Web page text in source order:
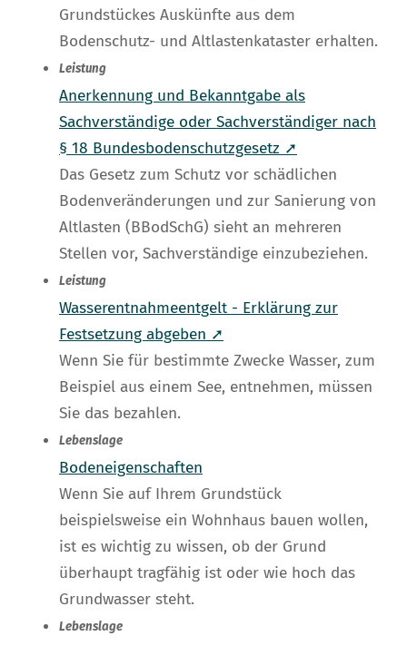
Grundstückes Auskünfte aus dem
Bodenschutz- und Altlastenkataster erhalten.
Leistung
Anerkennung und Bekanntgabe als
Sachverständige oder Sachverständiger nach
§ 18 Bundesbodenschutzgesetz ➚
Das Gesetz zum Schutz vor schädlichen
Bodenveränderungen und zur Sanierung von
Altlasten (BBodSchG) sieht an mehreren
Stellen vor, Sachverständige einzubeziehen.
Leistung
Wasserentnahmeentgelt - Erklärung zur
Festsetzung abgeben ➚
Wenn Sie für bestimmte Zwecke Wasser, zum
Beispiel aus einem See, entnehmen, müssen
Sie das bezahlen.
Lebenslage
Bodeneigenschaften
Wenn Sie auf Ihrem Grundstück
beispielsweise ein Wohnhaus bauen wollen,
ist es wichtig zu wissen, ob der Grund
überhaupt tragfähig ist oder wie hoch das
Grundwasser steht.
Lebenslage